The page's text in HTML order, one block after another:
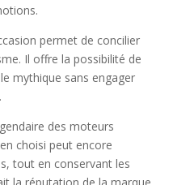
permet de concilier
Il offre la possibilité de
mythique sans engager
des moteurs
choisi peut encore
tout en conservant les